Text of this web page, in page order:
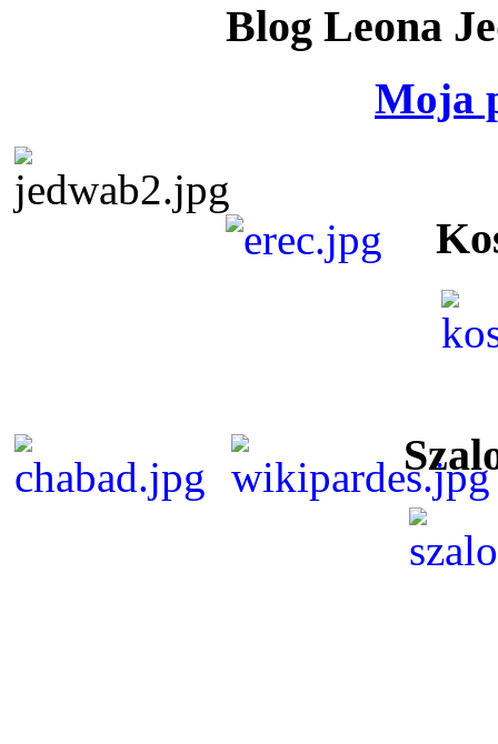
Blog Leona
Moja